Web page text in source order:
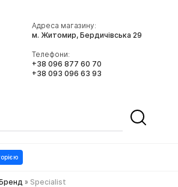
Адреса магазину:
м. Житомир, Бердичівська 29
Телефони:
+38 096 877 60 70
+38 093 096 63 93
» Specialist